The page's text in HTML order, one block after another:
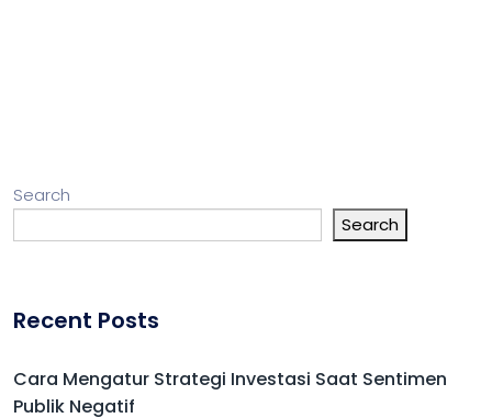
Search
Search
Recent Posts
Cara Mengatur Strategi Investasi Saat Sentimen
Publik Negatif